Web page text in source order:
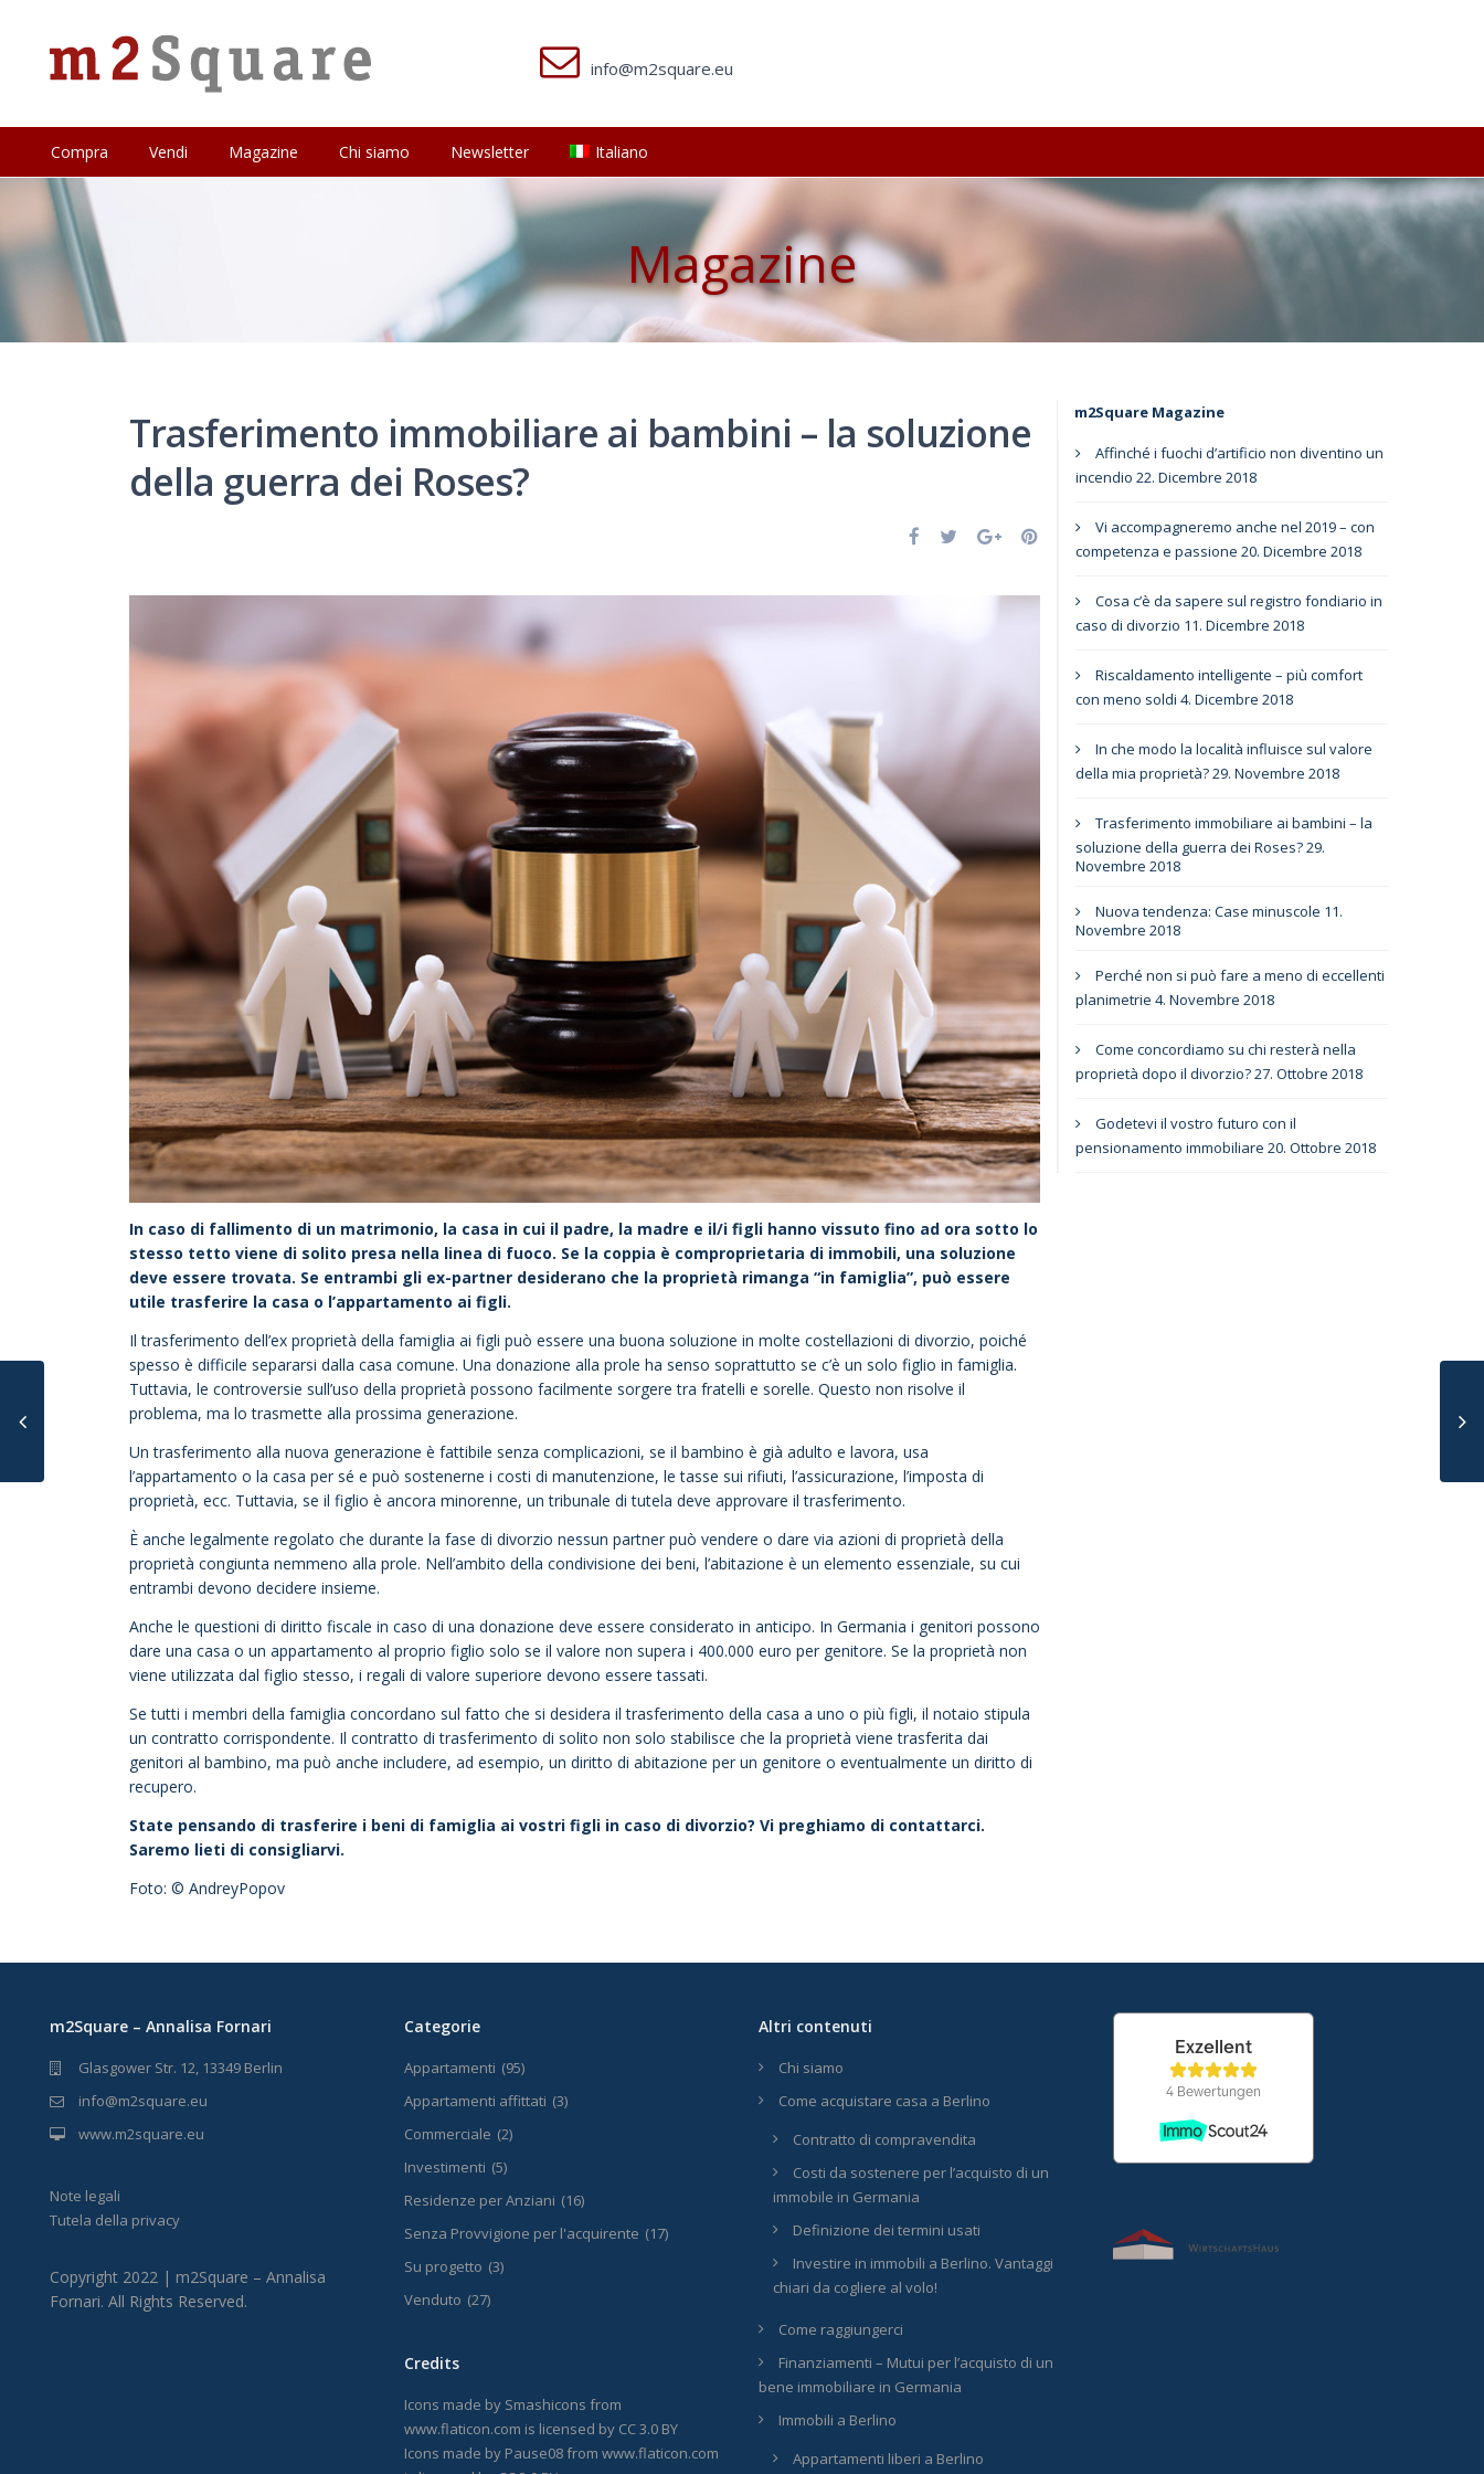
info@m2square.eu
Compra Vendi Magazine Chi siamo Newsletter Italiano
Magazine
Trasferimento immobiliare ai bambini – la soluzione
della guerra dei Roses?
In caso di fallimento di un matrimonio, la casa in cui il padre, la madre e il/i figli hanno vissuto fino ad ora sotto lo
stesso tetto viene di solito presa nella linea di fuoco. Se la coppia è comproprietaria di immobili, una soluzione
deve essere trovata. Se entrambi gli ex-partner desiderano che la proprietà rimanga “in famiglia”, può essere
utile trasferire la casa o l’appartamento ai figli.
Il trasferimento dell’ex proprietà della famiglia ai figli può essere una buona soluzione in molte costellazioni di divorzio, poiché
spesso è difficile separarsi dalla casa comune. Una donazione alla prole ha senso soprattutto se c’è un solo figlio in famiglia.
Tuttavia, le controversie sull’uso della proprietà possono facilmente sorgere tra fratelli e sorelle. Questo non risolve il
problema, ma lo trasmette alla prossima generazione.
Un trasferimento alla nuova generazione è fattibile senza complicazioni, se il bambino è già adulto e lavora, usa
l’appartamento o la casa per sé e può sostenerne i costi di manutenzione, le tasse sui rifiuti, l’assicurazione, l’imposta di
proprietà, ecc. Tuttavia, se il figlio è ancora minorenne, un tribunale di tutela deve approvare il trasferimento.
È anche legalmente regolato che durante la fase di divorzio nessun partner può vendere o dare via azioni di proprietà della
proprietà congiunta nemmeno alla prole. Nell’ambito della condivisione dei beni, l’abitazione è un elemento essenziale, su cui
entrambi devono decidere insieme.
Anche le questioni di diritto fiscale in caso di una donazione deve essere considerato in anticipo. In Germania i genitori possono
dare una casa o un appartamento al proprio figlio solo se il valore non supera i 400.000 euro per genitore. Se la proprietà non
viene utilizzata dal figlio stesso, i regali di valore superiore devono essere tassati.
Se tutti i membri della famiglia concordano sul fatto che si desidera il trasferimento della casa a uno o più figli, il notaio stipula
un contratto corrispondente. Il contratto di trasferimento di solito non solo stabilisce che la proprietà viene trasferita dai
genitori al bambino, ma può anche includere, ad esempio, un diritto di abitazione per un genitore o eventualmente un diritto di
recupero.
State pensando di trasferire i beni di famiglia ai vostri figli in caso di divorzio? Vi preghiamo di contattarci.
Saremo lieti di consigliarvi.
Foto: © AndreyPopov
m2Square Magazine
Affinché i fuochi d’artificio non diventino un
incendio 22. Dicembre 2018
Vi accompagneremo anche nel 2019 – con
competenza e passione 20. Dicembre 2018
Cosa c’è da sapere sul registro fondiario in
caso di divorzio 11. Dicembre 2018
Riscaldamento intelligente – più comfort
con meno soldi 4. Dicembre 2018
In che modo la località influisce sul valore
della mia proprietà?29. Novembre 2018
Trasferimento immobiliare ai bambini – la
soluzione della guerra dei Roses?29.
Novembre 2018
Nuova tendenza: Case minuscole 11.
Novembre 2018
Perché non si può fare a meno di eccellenti
planimetrie 4. Novembre 2018
Come concordiamo su chi resterà nella
proprietà dopo il divorzio?27. Ottobre 2018
Godetevi il vostro futuro con il
pensionamento immobiliare 20. Ottobre 2018
m2Square – Annalisa Fornari
Glasgower Str. 12, 13349 Berlin
info@m2square.eu
www.m2square.eu
Note legali
Tutela della privacy
Copyright 2022 | m2Square – Annalisa
Fornari. All Rights Reserved.
Categorie
Appartamenti (95)
Appartamenti affittati (3)
Commerciale (2)
Investimenti (5)
Residenze per Anziani (16)
Senza Provvigione per l'acquirente (17)
Su progetto (3)
Venduto (27)
Credits
Icons made by Smashicons from
www.flaticon.com is licensed by CC 3.0 BY
Icons made by Pause08from www.flaticon.com
Altri contenuti
Chi siamo
Come acquistare casa a Berlino
Contratto di compravendita
Costi da sostenere per l’acquisto di un
immobile in Germania
Definizione dei termini usati
Investire in immobili a Berlino. Vantaggi
chiari da cogliere al volo!
Come raggiungerci
Finanziamenti – Mutui per l’acquisto di un
bene immobiliare in Germania
Immobili a Berlino
Appartamenti liberi a Berlino